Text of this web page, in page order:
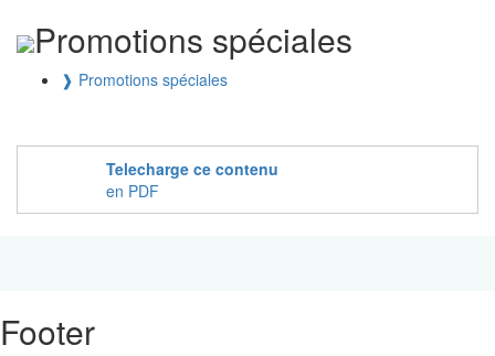
Promotions spéciales
❱ Promotions spéciales
Telecharge ce contenu
en PDF
Footer